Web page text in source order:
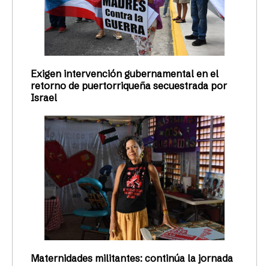
Exigen intervención gubernamental en el
retorno de puertorriqueña secuestrada por
Israel
Maternidades militantes: continúa la jornada